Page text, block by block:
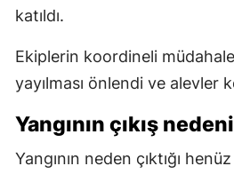
katıldı.
Ekiplerin koordineli
yayılması önlendi ve alevler
Yangının çıkış
Yangının neden çıktığı